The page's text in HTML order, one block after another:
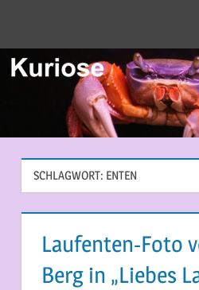
SCHLAGWORT: ENTEN
Laufenten-Foto
Berg in „Liebes